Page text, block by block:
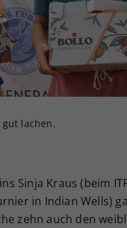
lachen.
Sinja Kraus (beim
in Indian Wells)
zehn auch den